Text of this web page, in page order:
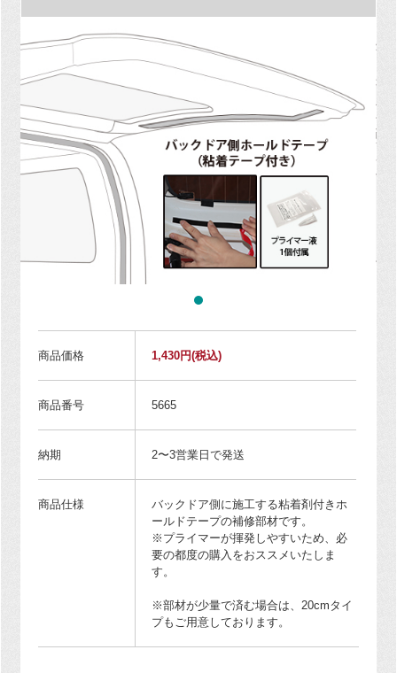
商品価格 1,430円(税込)
商品番号 5665
納期 2〜3営業日で発送
商品仕様
バックドア側に施工する粘着剤付きホ
ールドテープの補修部材です。
※プライマーが揮発しやすいため、必
要の都度の購入をおススメいたしま
す。
※部材が少量で済む場合は、20cmタイ
プもご用意しております。